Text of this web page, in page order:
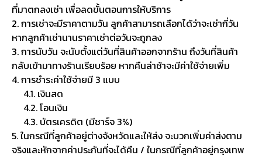
ที่มาตกลงเช่า เพื่อลดขั้นตอนการให้บริการ
2. การเช่าจะมีราคาตามวัน ลูกค้าสามารถเลือกได้ว่าจะเช่ากี่วัน
หากลูกค้าเช่านานราคาเช่าต่อวันจะถูกลง
3. การนับวัน จะนับตั้งแต่วันที่สินค้าออกจากร้าน ถึงวันที่สินค้า
กลับเข้ามาทางร้านเรียบร้อย หากคืนล่าช้าจะมีค่าใช้จ่ายเพิ่ม
4. การชำระค่าใช้จ่ายมี 3 แบบ
4.1. เงินสด
4.2. โอนเงิน
4.3. บัตรเครดิต (มีชาร์จ 3%)
5. ในกรณีที่ลูกค้าอยู่ต่างจังหวัดและให้ส่ง จะบวกเพิ่มค่าส่งตาม
จริงและหักจากค่าประกันที่จะได้คืน / ในกรณีที่ลูกค้าอยู่กรุงเทพ